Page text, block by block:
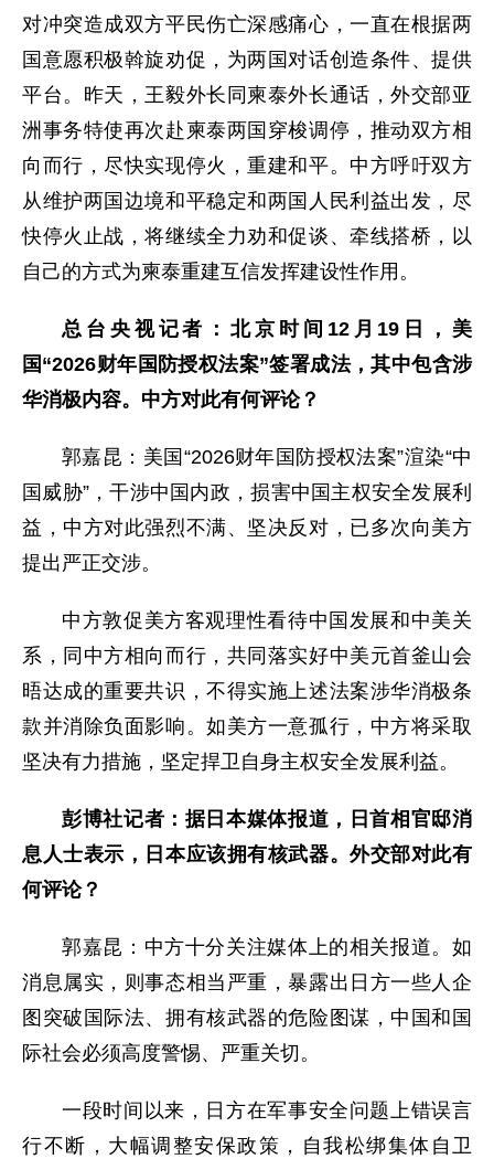
对冲突造成双方平民伤亡深感痛心，一直在根据两
国意愿积极斡旋劝促，为两国对话创造条件、提供
平台。昨天，王毅外长同柬泰外长通话，外交部亚
洲事务特使再次赴柬泰两国穿梭调停，推动双方相
向而行，尽快实现停火，重建和平。中方呼吁双方
从维护两国边境和平稳定和两国人民利益出发，尽
快停火止战，将继续全力劝和促谈、牵线搭桥，以
自己的方式为柬泰重建互信发挥建设性作用。
总台央视记者：北京时间12月19日，美
国“2026财年国防授权法案”签署成法，其中包含涉
华消极内容。中方对此有何评论？
郭嘉昆：美国“2026财年国防授权法案”渲染“中
国威胁”，干涉中国内政，损害中国主权安全发展利
益，中方对此强烈不满、坚决反对，已多次向美方
提出严正交涉。
中方敦促美方客观理性看待中国发展和中美关
系，同中方相向而行，共同落实好中美元首釜山会
晤达成的重要共识，不得实施上述法案涉华消极条
款并消除负面影响。如美方一意孤行，中方将采取
坚决有力措施，坚定捍卫自身主权安全发展利益。
彭博社记者：据日本媒体报道，日首相官邸消
息人士表示，日本应该拥有核武器。外交部对此有
何评论？
郭嘉昆：中方十分关注媒体上的相关报道。如
消息属实，则事态相当严重，暴露出日方一些人企
图突破国际法、拥有核武器的危险图谋，中国和国
际社会必须高度警惕、严重关切。
一段时间以来，日方在军事安全问题上错误言
行不断，大幅调整安保政策，自我松绑集体自卫